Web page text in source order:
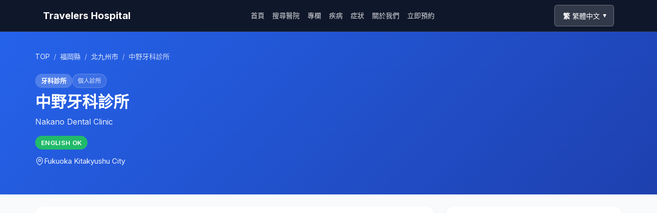
Travelers Hospital 首頁 搜尋醫院 專欄 疾病 症狀 關於我們 立即預約 繁 繁體中文 ▼
TOP / 福岡縣 / 北九州市 / 中野牙科診所
牙科診所 個人診所
中野牙科診所
Nakano Dental Clinic
ENGLISH OK
Fukuoka Kitakyushu City